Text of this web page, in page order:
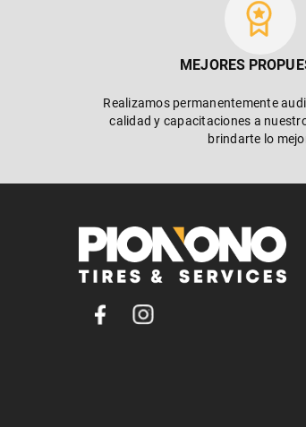
MEJORES
Realizamos permanentemente
calidad y capacitaciones a
brindarte lo